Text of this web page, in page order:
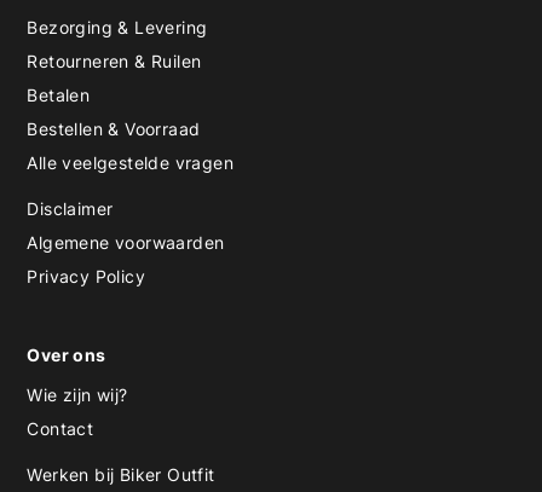
Bezorging & Levering
Retourneren & Ruilen
Betalen
Bestellen & Voorraad
Alle veelgestelde vragen
Disclaimer
Algemene voorwaarden
Privacy Policy
Over ons
Wie zijn wij?
Contact
Werken bij Biker Outfit